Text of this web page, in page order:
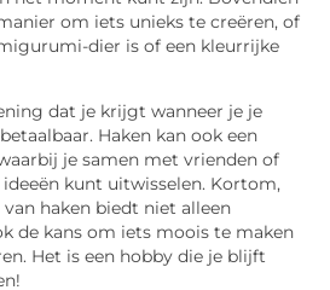
om iets unieks te creëren, of
dier is of een kleurrijke
dat je krijgt wanneer je je
Haken kan ook een
je samen met vrienden of
kunt uitwisselen. Kortom,
haken biedt niet alleen
de kans om iets moois te maken
Het is een hobby die je blijft